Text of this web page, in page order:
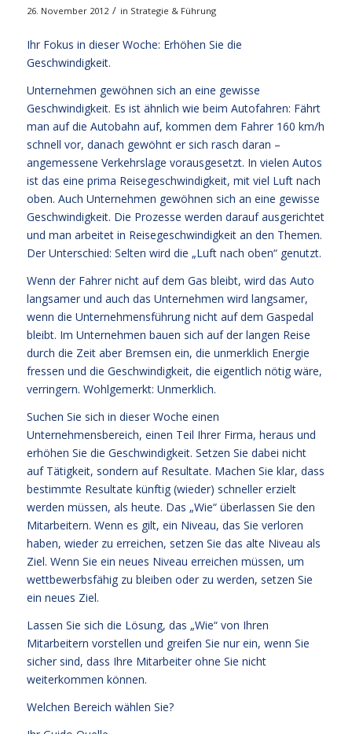
26. November 2012 / in Strategie & Führung
Ihr Fokus in dieser Woche: Erhöhen Sie die
Geschwindigkeit.
Unternehmen gewöhnen sich an eine gewisse
Geschwindigkeit. Es ist ähnlich wie beim Autofahren: Fährt
man auf die Autobahn auf, kommen dem Fahrer 160 km/h
schnell vor, danach gewöhnt er sich rasch daran –
angemessene Verkehrslage vorausgesetzt. In vielen Autos
ist das eine prima Reisegeschwindigkeit, mit viel Luft nach
oben. Auch Unternehmen gewöhnen sich an eine gewisse
Geschwindigkeit. Die Prozesse werden darauf ausgerichtet
und man arbeitet in Reisegeschwindigkeit an den Themen.
Der Unterschied: Selten wird die „Luft nach oben“ genutzt.
Wenn der Fahrer nicht auf dem Gas bleibt, wird das Auto
langsamer und auch das Unternehmen wird langsamer,
wenn die Unternehmensführung nicht auf dem Gaspedal
bleibt. Im Unternehmen bauen sich auf der langen Reise
durch die Zeit aber Bremsen ein, die unmerklich Energie
fressen und die Geschwindigkeit, die eigentlich nötig wäre,
verringern. Wohlgemerkt: Unmerklich.
Suchen Sie sich in dieser Woche einen
Unternehmensbereich, einen Teil Ihrer Firma, heraus und
erhöhen Sie die Geschwindigkeit. Setzen Sie dabei nicht
auf Tätigkeit, sondern auf Resultate. Machen Sie klar, dass
bestimmte Resultate künftig (wieder) schneller erzielt
werden müssen, als heute. Das „Wie“ überlassen Sie den
Mitarbeitern. Wenn es gilt, ein Niveau, das Sie verloren
haben, wieder zu erreichen, setzen Sie das alte Niveau als
Ziel. Wenn Sie ein neues Niveau erreichen müssen, um
wettbewerbsfähig zu bleiben oder zu werden, setzen Sie
ein neues Ziel.
Lassen Sie sich die Lösung, das „Wie“ von Ihren
Mitarbeitern vorstellen und greifen Sie nur ein, wenn Sie
sicher sind, dass Ihre Mitarbeiter ohne Sie nicht
weiterkommen können.
Welchen Bereich wählen Sie?